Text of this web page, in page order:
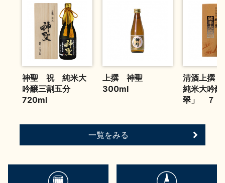
美味しい地酒の選び方
地酒蔵元会とは
お問い合わせ
神聖 祝 純米大
吟醸三割五分
720ml
上撰 神聖
300ml
清酒上
純米大吟
翠」 ７２
一覧をみる